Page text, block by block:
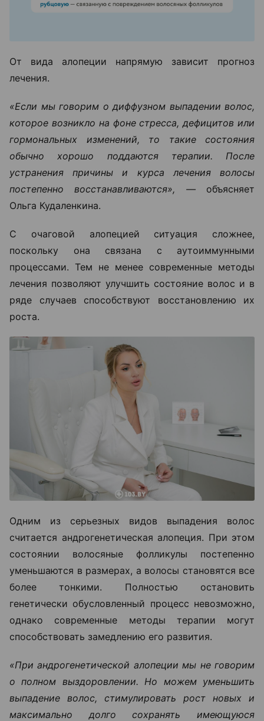
От вида алопеции напрямую зависит прогноз
лечения.
«Если мы говорим о диффузном выпадении волос,
которое возникло на фоне стресса, дефицитов или
гормональных изменений, то такие состояния
обычно хорошо поддаются терапии. После
устранения причины и курса лечения волосы
постепенно восстанавливаются», —объясняет
Ольга Кудаленкина.
С очаговой алопецией ситуация сложнее,
поскольку она связана с аутоиммунными
процессами. Тем не менее современные методы
лечения позволяют улучшить состояние волос и в
ряде случаев способствуют восстановлению их
роста.
Одним из серьезных видов выпадения волос
считается андрогенетическая алопеция. При этом
состоянии волосяные фолликулы постепенно
уменьшаются в размерах, а волосы становятся все
более тонкими. Полностью остановить
генетически обусловленный процесс невозможно,
однако современные методы терапии могут
способствовать замедлению его развития.
«При андрогенетической алопеции мы не говорим
о полном выздоровлении. Но можем уменьшить
выпадение волос, стимулировать рост новых и
максимально долго сохранять имеющуюся